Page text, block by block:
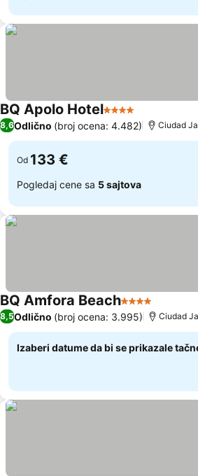
BQ Apolo Hotel4 Zvezdice
8,6Odlično (broj ocena: 4.482) Ciudad
Od 133 €
Pogledaj cene sa 5 sajtova
BQ Amfora Beach4 Zvezdice
8,5Odlično (broj ocena: 3.995) Ciudad
Izaberi datume da bi se prikazale